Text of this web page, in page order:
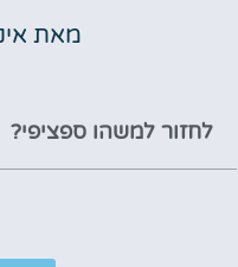
מאת ‏‎אינה כהן (טריגר)
לחזור למשהו ספציפי?